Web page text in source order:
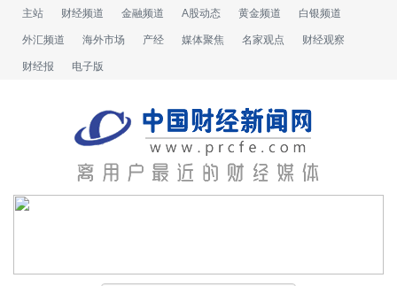
主站 财经频道 金融频道 A股动态 黄金频道 白银频道
外汇频道 海外市场 产经 媒体聚焦 名家观点 财经观察
财经报 电子版